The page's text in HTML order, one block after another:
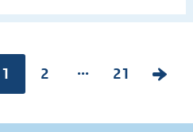
Pagina:
1
P
g
2 ...
P
g
21
V
l